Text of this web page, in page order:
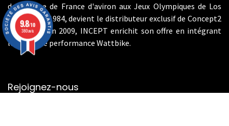
de l'équipe de France d'aviron aux Jeux Olympiques de Los
Angeles en 1984, devient le distributeur exclusif de Concept2
en France. En 2009, INCEPT enrichit son offre en intégrant
les vélos de performance Wattbike.
Rejoignez-nous
9.8/10
380 avis